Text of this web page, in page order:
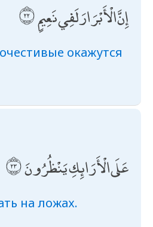
إِنَّ الْأَبْرَارَ لَفِي نَعِيمٍ
окажутся
عَلَى الْأَرَائِكِ يَنْظُرُونَ
на ложах.